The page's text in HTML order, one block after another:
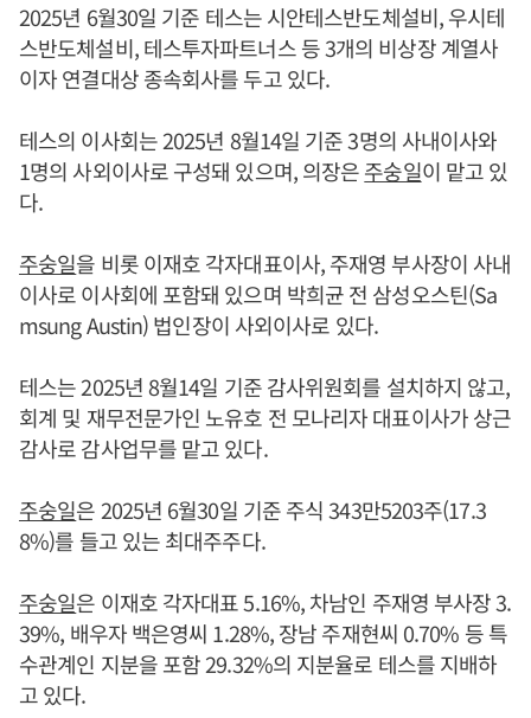
2025년 6월30일 기준 테스는 시안테스반도체설비, 우시테
스반도체설비, 테스투자파트너스 등 3개의 비상장 계열사
이자 연결대상 종속회사를 두고 있다.
테스의 이사회는 2025년 8월14일 기준 3명의 사내이사와
1명의 사외이사로 구성돼 있으며, 의장은주숭일이 맡고 있
다.
주숭일을 비롯 이재호 각자대표이사, 주재영 부사장이 사내
이사로 이사회에 포함돼 있으며 박희균 전 삼성오스틴(Sa
msung Austin) 법인장이 사외이사로 있다.
테스는 2025년 8월14일 기준 감사위원회를 설치하지 않고,
회계 및 재무전문가인 노유호 전 모나리자 대표이사가 상근
감사로 감사업무를 맡고 있다.
주숭일은 2025년 6월30일 기준 주식 343만5203주(17.3
8%)를 들고 있는 최대주주다.
주숭일은 이재호 각자대표 5.16%, 차남인 주재영 부사장 3.
39%, 배우자 백은영씨 1.28%, 장남 주재현씨 0.70% 등 특
수관계인 지분을 포함 29.32%의 지분율로 테스를 지배하
고 있다.